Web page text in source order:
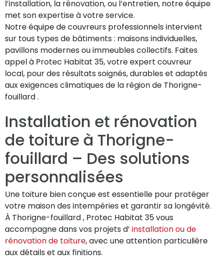
l’installation, la rénovation, ou l’entretien, notre équipe
met son expertise à votre service.
Notre équipe de couvreurs professionnels intervient
sur tous types de bâtiments : maisons individuelles,
pavillons modernes ou immeubles collectifs. Faites
appel à Protec Habitat 35, votre expert couvreur
local, pour des résultats soignés, durables et adaptés
aux exigences climatiques de la région de Thorigne-
fouillard .
Installation et rénovation
de toiture à Thorigne-
fouillard – Des solutions
personnalisées
Une toiture bien conçue est essentielle pour protéger
votre maison des intempéries et garantir sa longévité.
À Thorigne-fouillard , Protec Habitat 35 vous
accompagne dans vos projets d’ installation ou de
rénovation de toiture, avec une attention particulière
aux détails et aux finitions.